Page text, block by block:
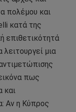
πολέμου και
κατά της
επιθετικότητά
μια
πως
και
Αν η Κύπρος